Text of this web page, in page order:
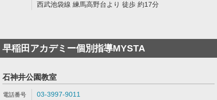
西武池袋線 練馬高野台より 徒歩 約17分
早稲田アカデミー個別指導MYSTA
石神井公園教室
03-3997-9011